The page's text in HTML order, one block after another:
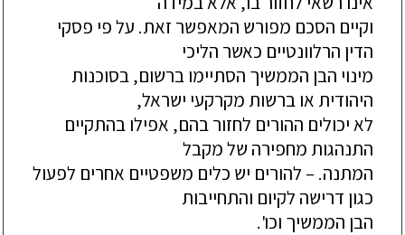
וקיים הסכם מפורש המאפשר זאת. עלפי פסקי
הדין הרלוונטיים כאשר הליכי
מינוי הבן הממשיך הסתיימוברשום,בסוכנות
היהודית אוברשות מקרקעי ישראל,
לאיכולים ההורים לחזורבהם, אפילובהתקיים
התנהגות מחפירה שלמקבל
המתנה. – להורים יש כלים משפטיים אחרים לפעול
כגון דרישה לקיום והתחייבות
הבן הממשיך וכו'.